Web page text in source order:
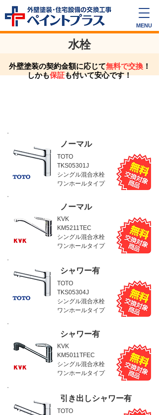
外壁塗装・住宅設備の交換工事
ペイントプラス MENU
水栓
外壁塗装の契約金額に応じて無料で交換！
しかも保証も付いて安心です！
ノーマル
TOTO
TKS05301J
シングル混合水栓
ワンホールタイプ
ノーマル
KVK
KM5211TEC
シングル混合水栓
ワンホールタイプ
シャワー有
TOTO
TKS05304J
シングル混合水栓
ワンホールタイプ
シャワー有
KVK
KM5011TFEC
シングル混合水栓
ワンホールタイプ
引き出しシャワー有
TOTO